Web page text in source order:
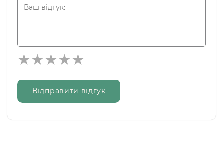
Відправити відгук